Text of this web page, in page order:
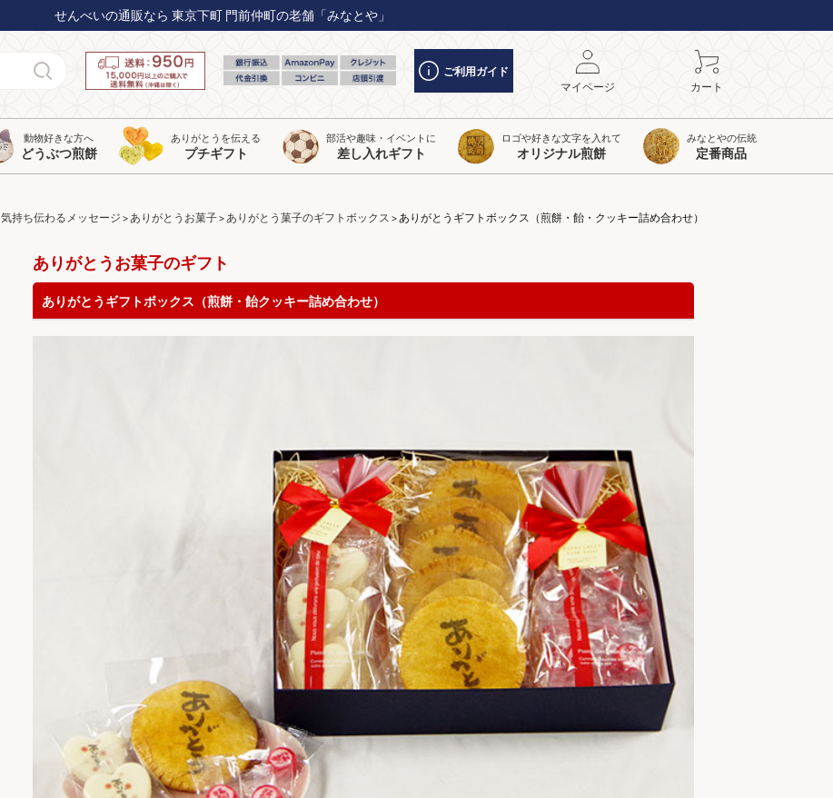
せんべいの通販なら 東京下町 門前仲町の老舗「みなとや」
ご利用ガイド
マイページ
カート
動物好きな方へ
どうぶつ煎餅
ありがとうを伝える
プチギフト
部活や趣味・イベントに
差し入れギフト
ロゴや好きな文字を入れて
オリジナル煎餅
みなとやの伝統
定番商品
気持ち伝わるメッセージ ありがとうお菓子 ありがとう菓子のギフトボックス ありがとうギフトボックス（煎餅・飴・クッキー詰め合わせ）
ありがとうお菓子のギフト
ありがとうギフトボックス（煎餅・飴クッキー詰め合わせ）